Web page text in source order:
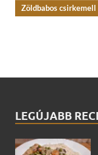
Zöldbabos csirkemell
LEGÚJABB